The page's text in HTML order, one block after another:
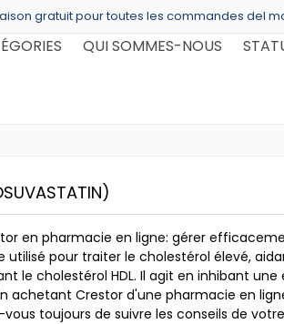
gratuit pour toutes les commandes del
QUI SOMMES-NOUS
en pharmacie en ligne: gérer
utilisé pour traiter le cholestérol élevé,
le cholestérol HDL. Il agit en inhibant
achetant Crestor d'une pharmacie en
toujours de suivre les conseils de